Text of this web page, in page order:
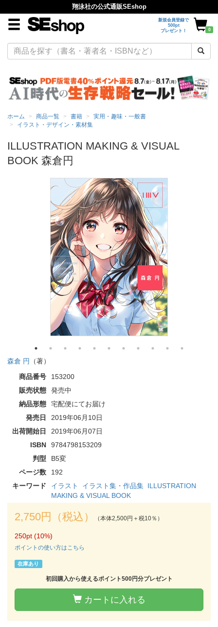
翔泳社の公式通販SEshop
新規会員登録で
500pt
プレゼント！
0
ホーム 商品一覧 書籍
実用・趣味・一般書
イラスト・デザイン・素材集
ILLUSTRATION MAKING & VISUAL
BOOK 森倉円
森倉 円
（著）
商品番号
153200
販売状態
発売中
納品形態
宅配便にてお届け
発売日
2019年06月10日
出荷開始日
2019年06月07日
ISBN
9784798153209
判型
B5変
ページ数
192
キーワード
イラスト イラスト集・作品集 ILLUSTRATION
MAKING & VISUAL BOOK
2,750円（税込） （本体2,500円＋税10％）
250pt (10%)
ポイントの使い方はこちら
在庫あり
初回購入から使えるポイント500円分プレゼント
カートに入れる